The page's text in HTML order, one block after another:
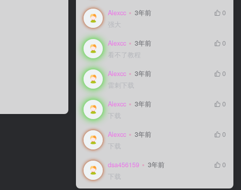
Alexcc 3年前
0
强大
Alexcc 3年前
0
看不了教程
Alexcc 3年前
0
雷刺下载
Alexcc 3年前
0
下载
Alexcc 3年前
0
下载
dsa456159 3年前
0
下载